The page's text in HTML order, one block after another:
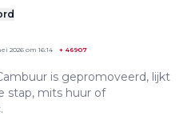
2026 om 16:14 + 46907
is gepromoveerd, lijkt
stap, mits huur of